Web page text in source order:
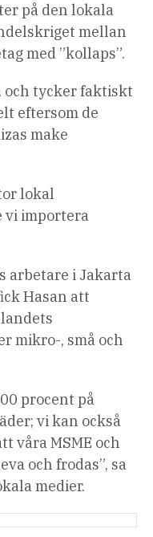
på den lokala
mellan
med ”kollaps”.
och tycker faktiskt
eftersom de
make
lokal
vi importera
arbetare i Jakarta
Hasan att
mikro-, små och
procent på
vi kan också
våra MSME och
och frodas”, sa
medier.